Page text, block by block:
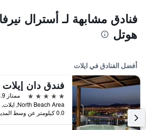
فنادق مشابهة لـ أسترال
هوتل
أفضل الفنادق في ايلات
فندق دان إيلات
5 نجوم
ممتاز 8.9
0.0 كيلومتر عن وسط المدينة